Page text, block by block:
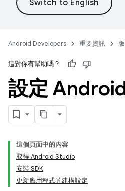
Android Developers 重要資訊
這對你有幫助嗎？
設定
這個頁面中的內容
取得 Android Studio
安裝 SDK
更新應用程式的建構設定